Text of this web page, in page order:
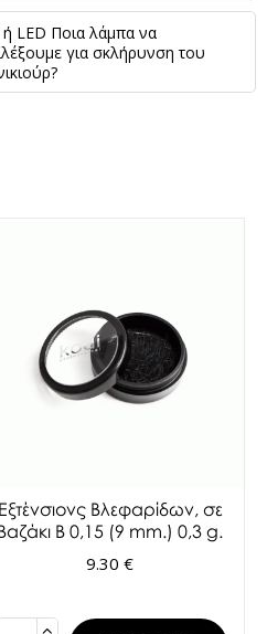
ή LED Ποια λάμπα να
για σκλήρυνση του
Εξτένσιονς Βλεφαρίδων, σε
Β 0,15 (9 mm.) 0,3 g.
9.30 €